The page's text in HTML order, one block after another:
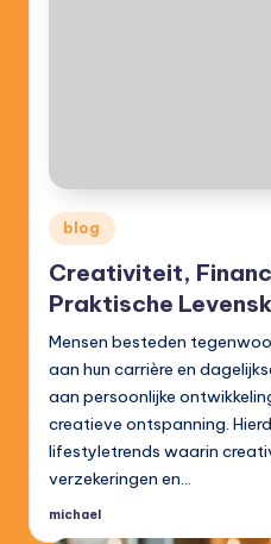
Posted
in
blog
Creativiteit,
Praktische
Mensen besteden
aan hun carrière en
aan persoonlijke
creatieve ontspanning.
lifestyletrends waarin
verzekeringen en…
Posted
by
michael